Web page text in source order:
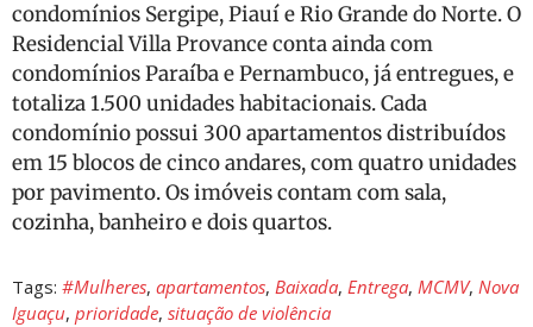
condomínios Sergipe, Piauí e Rio Grande do Norte. O
Residencial Villa Provance conta ainda com
condomínios Paraíba e Pernambuco, já entregues, e
totaliza 1.500 unidades habitacionais. Cada
condomínio possui 300 apartamentos distribuídos
em 15 blocos de cinco andares, com quatro unidades
por pavimento. Os imóveis contam com sala,
cozinha, banheiro e dois quartos.
Tags: #Mulheres, apartamentos, Baixada, Entrega, MCMV, Nova
Iguaçu, prioridade, situação de violência